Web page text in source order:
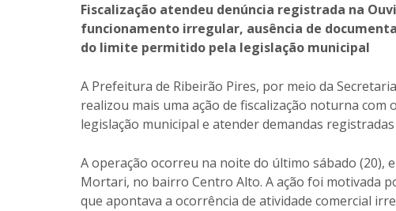
Fiscalização atendeu denúncia registrada na
funcionamento irregular, ausência de
do limite permitido pela legislação municipal
A Prefeitura de Ribeirão Pires, por meio da
realizou mais uma ação de fiscalização noturna
legislação municipal e atender demandas
A operação ocorreu na noite do último sábado (20),
Mortari, no bairro Centro Alto. A ação foi motivada
que apontava a ocorrência de atividade comercial